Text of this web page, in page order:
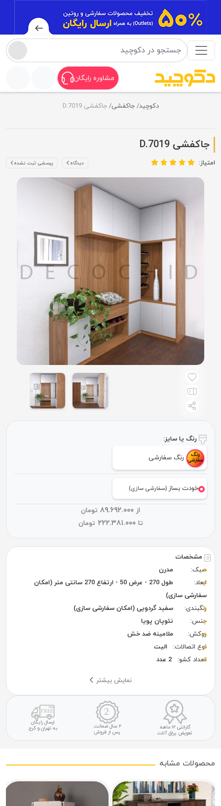
مشاوره رایگان
دکوچید جاکفشی جاکفشی D.7019
جاکفشی D.7019
امتیاز: دیدگاه پرسشی ثبت نشده
مشخصات
سبک:
مدرن
ابعاد:
طول 270 - عرض 50 - ارتفاع 270 سانتی متر (امکان
سفارشی سازی)
رنگبندی:
سفید گردویی (امکان سفارشی سازی)
جنس:
نئوپان پویا
روکش:
ملامینه ضد خش
نوع اتصالات:
الیت
تعداد کشو:
2 عدد
نمایش بیشتر
گارانتی ۱۲ ماهه
تعویض یراق آلات
۲ سال ضمانت
پس از فروش
ارسال رایگان
به تهران و کرج
رنگ یا سایز:
رنگ سفارشی
خودت بساز(سفارشی سازی)
از۸۹.۶۹۲.۰۰۰
تومان
تا ۲۲۲.۳۸۱.۰۰۰ تومان
محصولات مشابه